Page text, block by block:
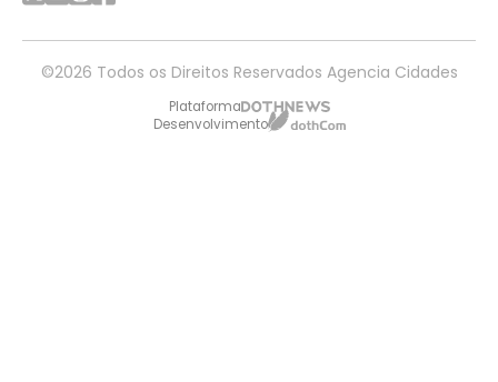
©2026 Todos os Direitos Reservados Agencia Cidades
Plataforma
Desenvolvimento